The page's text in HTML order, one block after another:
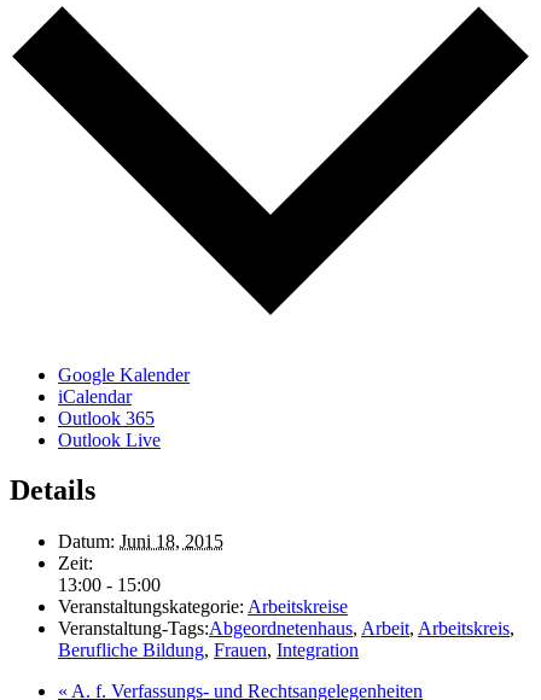
Google Kalender
iCalendar
Outlook 365
Outlook Live
Details
Datum: Juni 18, 2015
Zeit:
13:00 - 15:00
Veranstaltungskategorie: Arbeitskreise
Veranstaltung-Tags:Abgeordnetenhaus, Arbeit, Arbeitskreis,
Berufliche Bildung, Frauen, Integration
« A. f. Verfassungs- und Rechtsangelegenheiten